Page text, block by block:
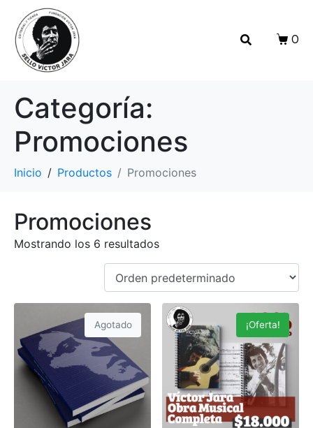
0
Categoría:
Promociones
Inicio Productos Promociones
Promociones
Mostrando los 6 resultados
Agotado ¡Oferta!